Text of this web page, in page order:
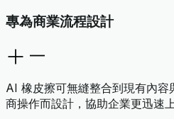
專為商業流程設計
AI 橡皮擦可無縫整合到現有內容
商操作而設計，協助企業更迅速